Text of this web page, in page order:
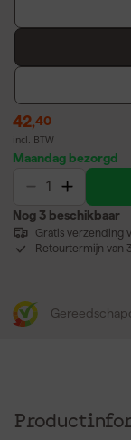
42,40
incl. BTW
Maandag bezorgd
Nog 3 beschikbaar
Gratis verzending
Retourtermijn van